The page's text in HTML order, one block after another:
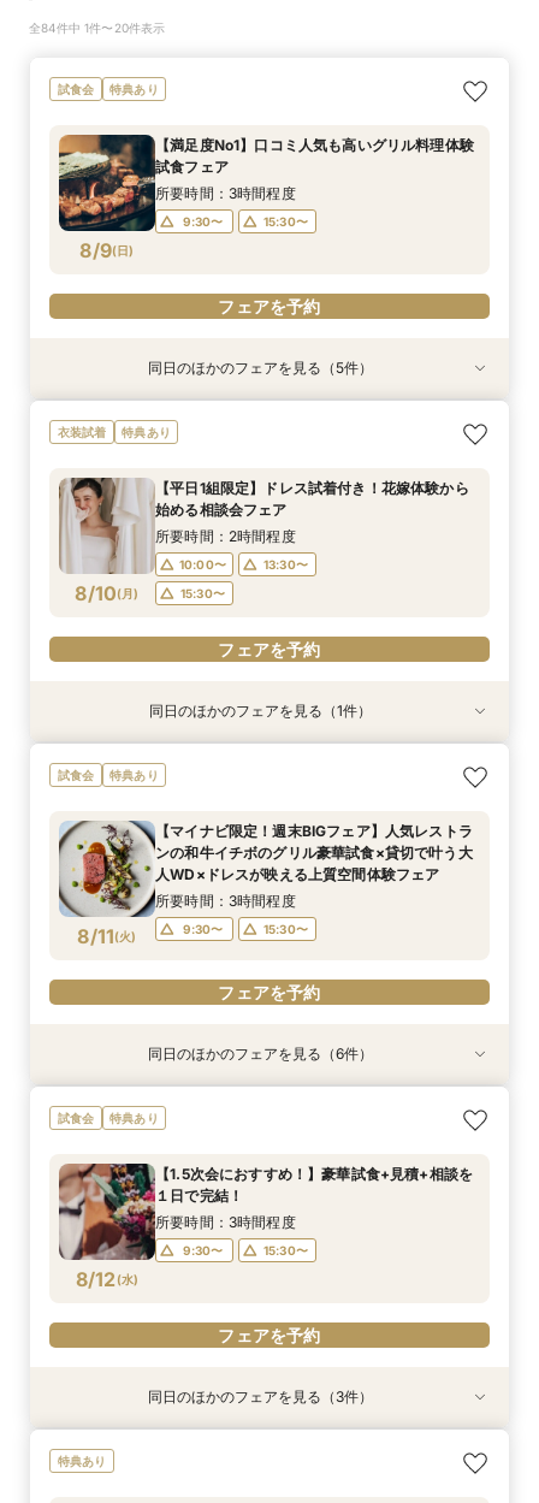
全84件中 1件〜20件表示
試食会 特典あり
8/9(日)
【満足度No1】口コミ人気も高いグリル料理体験
試食フェア
所要時間：3時間程度
9:30〜 15:30〜
フェアを予約
特典あり
8/9(日
【初めての見学限定！】10大特典付＆イチボ試食
＆5千円ギフト
9:30〜 15:30〜
フェアを予約
8/9(日
【憧れのガーデン挙式】納得の価格で叶えるオリ
ジナルＷＤ相談会
9:30〜
13:30〜
15:30〜
フェアを予約
特典あり
8/9(日
【1.5次会におすすめ！】豪華試食+見積+相談を
１日で完結！
9:30〜 15:30〜
フェアを予約
8/9(日
【60分クイック相談会】結婚式準備が丸わか
り！試食チケット付
10:00〜
13:30〜
15:30〜
フェアを予約
特典あり
8/9(日
【20名～貸切可】少人数会食＆3カ月以内も◎試
食付き相談会
9:30〜 15:30〜
フェアを予約
同日のほかのフェアを見る（5件）
衣装試着 特典あり
8/10(月)
【平日1組限定】ドレス試着付き！花嫁体験から
始める相談会フェア
所要時間：2時間程度
10:00〜
13:30〜
15:30〜
フェアを予約
8/10(月)
【60分クイック相談会】結婚式準備が丸わか
り！試食チケット付
10:00〜
13:30〜
15:30〜
フェアを予約
同日のほかのフェアを見る（1件）
試食会 特典あり
8/11(火)
【マイナビ限定！週末BIGフェア】人気レストラ
ンの和牛イチボのグリル豪華試食×貸切で叶う大
人WD×ドレスが映える上質空間体験フェア
所要時間：3時間程度
9:30〜 15:30〜
フェアを予約
特典あり
8/11(火)
【初めての見学限定！】10大特典付＆イチボ試食
＆5千円ギフト
9:30〜
特典あり
8/11(火)
【平日1組限定】ドレス試着付き！花嫁体験から
始める相談会フェア
10:00〜
15:30〜
特典あり
8/11(火)
【1.5次会におすすめ！】豪華試食+見積+相談を
１日で完結！
9:30〜
8/11(火)
【60分クイック相談会】結婚式準備が丸わか
り！試食チケット付
10:00〜
15:30〜
特典あり
8/11(火)
【20名～貸切可】少人数会食＆3カ月以内も◎試
食付き相談会
9:30〜
特典あり
8/11(火)
【満足度No1】口コミ人気も高いグリル料理体験
試食フェア
9:30〜
同日のほかのフェアを見る（6件）
試食会 特典あり
8/12(水)
【1.5次会におすすめ！】豪華試食+見積+相談を
１日で完結！
所要時間：3時間程度
9:30〜 15:30〜
フェアを予約
特典あり
【平日1組限定】ドレス試着付き！花嫁体験から
【憧れのガーデン挙式】納得の価格で叶えるオリ
同日のほかのフェアを見る（3件）
特典あり